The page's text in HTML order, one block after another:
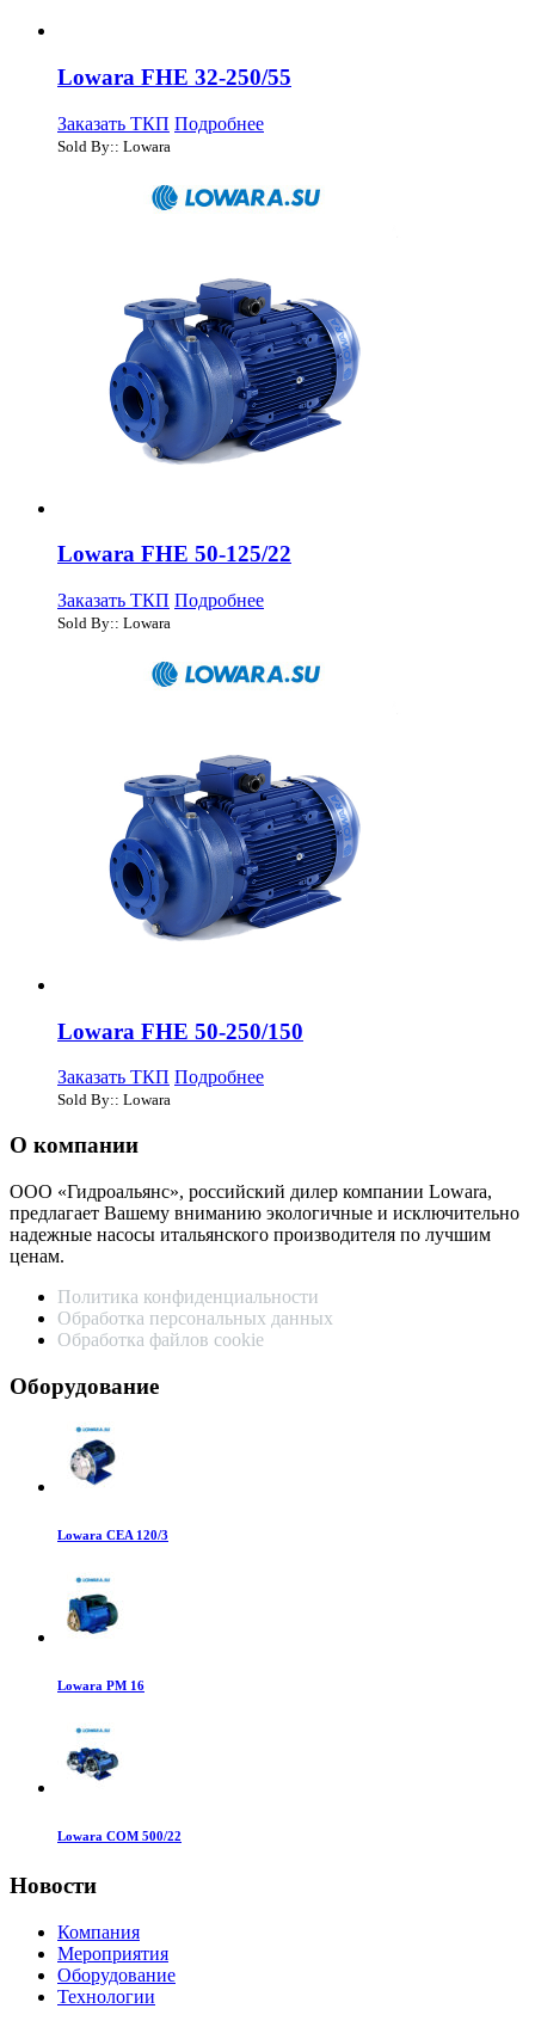
Lowara FHE 32-250/55
Заказать ТКП Подробнее
Sold By:: Lowara
Lowara FHE 50-125/22
Заказать ТКП Подробнее
Sold By:: Lowara
Lowara FHE 50-250/150
Заказать ТКП Подробнее
Sold By:: Lowara
О компании
ООО «Гидроальянс», российский дилер компании Lowara,
предлагает Вашему вниманию экологичные и исключительно
надежные насосы итальянского производителя по лучшим
ценам.
Политика конфиденциальности
Обработка персональных данных
Обработка файлов cookie
Оборудование
Lowara CEA 120/3
Lowara PM 16
Lowara COM 500/22
Новости
Компания
Мероприятия
Оборудование
Технологии